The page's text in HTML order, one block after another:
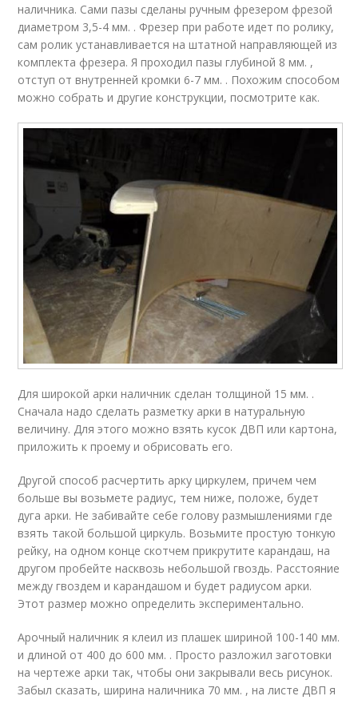
наличника. Сами пазы сделаны ручным фрезером фрезой
диаметром 3,5-4 мм. . Фрезер при работе идет по ролику,
сам ролик устанавливается на штатной направляющей из
комплекта фрезера. Я проходил пазы глубиной 8 мм. ,
отступ от внутренней кромки 6-7 мм. . Похожим способом
можно собрать и другие конструкции, посмотрите как.
Для широкой арки наличник сделан толщиной 15 мм. .
Сначала надо сделать разметку арки в натуральную
величину. Для этого можно взять кусок ДВП или картона,
приложить к проему и обрисовать его.
Другой способ расчертить арку циркулем, причем чем
больше вы возьмете радиус, тем ниже, положе, будет
дуга арки. Не забивайте себе голову размышлениями где
взять такой большой циркуль. Возьмите простую тонкую
рейку, на одном конце скотчем прикрутите карандаш, на
другом пробейте насквозь небольшой гвоздь. Расстояние
между гвоздем и карандашом и будет радиусом арки.
Этот размер можно определить экспериментально.
Арочный наличник я клеил из плашек шириной 100-140 мм.
и длиной от 400 до 600 мм. . Просто разложил заготовки
на чертеже арки так, чтобы они закрывали весь рисунок.
Забыл сказать, ширина наличника 70 мм. , на листе ДВП я